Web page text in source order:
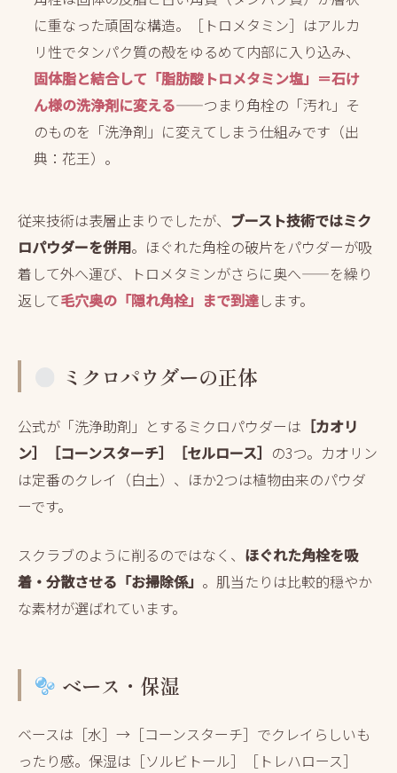
に重なった頑固な構造。［トロメタミン］はアルカ
リ性でタンパク質の殻をゆるめて内部に入り込み、
固体脂と結合して「脂肪酸トロメタミン塩」＝石け
ん様の洗浄剤に変える——つまり角栓の「汚れ」そ
のものを「洗浄剤」に変えてしまう仕組みです（出
典：花王）。
従来技術は表層止まりでしたが、 ブースト技術ではミク
ロパウダーを併用。ほぐれた角栓の破片をパウダーが吸
着して外へ運び、トロメタミンがさらに奥へ——を繰り
返して毛穴奥の「隠れ角栓」まで到達します。
ミクロパウダーの正体
公式が「洗浄助剤」とするミクロパウダーは ［カオリ
ン］［コーンスターチ］［セルロース］ の3つ。カオリン
は定番のクレイ（白土）、ほか2つは植物由来のパウダ
ーです。
スクラブのように削るのではなく、 ほぐれた角栓を吸
着・分散させる「お掃除係」 。肌当たりは比較的穏やか
な素材が選ばれています。
ベース・保湿
ベースは［水］→［コーンスターチ］でクレイらしいも
ったり感。保湿は［ソルビトール］［トレハロース］